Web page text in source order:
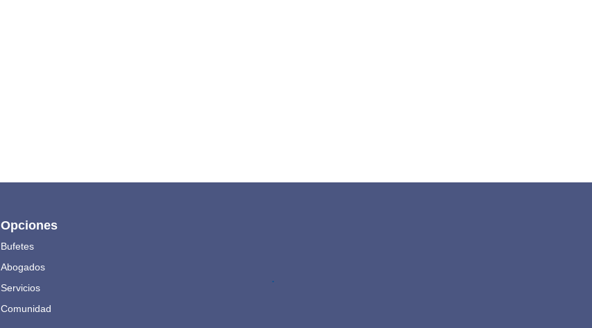
Opciones
Bufetes
Abogados
Servicios
Comunidad
.